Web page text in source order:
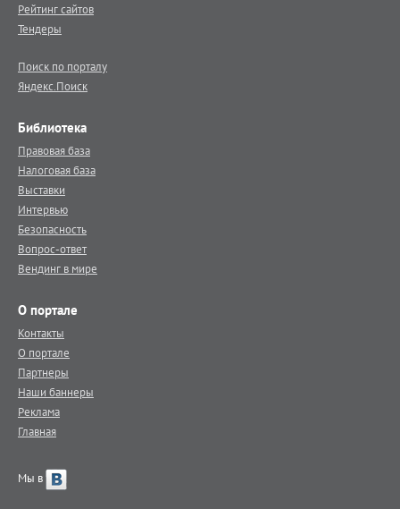
Рейтинг сайтов
Тендеры
Поиск по порталу
Яндекс.Поиск
Библиотека
Правовая база
Налоговая база
Выставки
Интервью
Безопасность
Вопрос-ответ
Вендинг в мире
О портале
Контакты
О портале
Партнеры
Наши баннеры
Реклама
Главная
Мы в